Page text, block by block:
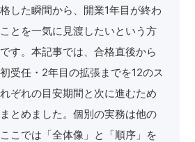
した瞬間から、開業1年目が終わ
とを一気に見渡したいという方
す。本記事では、合格直後から
受任・2年目の拡張までを12のス
ぞれの目安期間と次に進むため
とめました。個別の実務は他の
こでは「全体像」と「順序」を